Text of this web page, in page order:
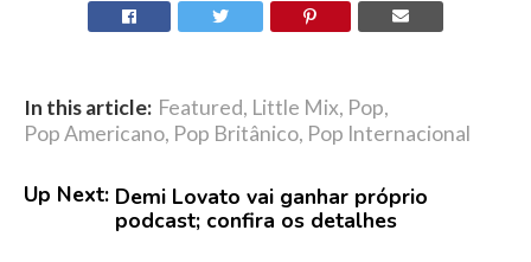
In this article: Featured, Little Mix, Pop,
Pop Americano, Pop Britânico, Pop Internacional
Up Next: Demi Lovato vai ganhar próprio
podcast; confira os detalhes